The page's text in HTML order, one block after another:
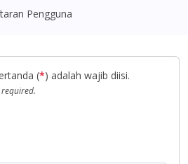
Pengguna
(*) adalah wajib diisi.